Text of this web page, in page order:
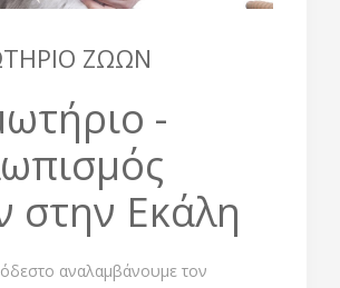
ΖΩΩΝ
-
στην Εκάλη
αναλαμβάνουμε τον